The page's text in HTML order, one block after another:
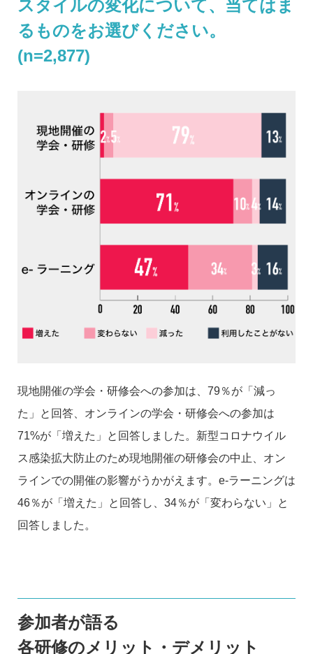
スタイルの変化について、当てはま
るものをお選びください。
(n=2,877)
現地開催の学会・研修会への参加は、79％が「減っ
た」と回答、オンラインの学会・研修会への参加は
71%が「増えた」と回答しました。新型コロナウイル
ス感染拡大防止のため現地開催の研修会の中止、オン
ラインでの開催の影響がうかがえます。e-ラーニングは
46％が「増えた」と回答し、34％が「変わらない」と
回答しました。
参加者が語る
各研修のメリット・デメリット